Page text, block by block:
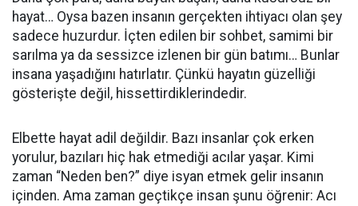
hayat… Oysa bazen insanın gerçekten ihtiyacı olan şey
sadece huzurdur. İçten edilen bir sohbet, samimi bir
sarılma ya da sessizce izlenen bir gün batımı… Bunlar
insana yaşadığını hatırlatır. Çünkü hayatın güzelliği
gösterişte değil, hissettirdiklerindedir.
Elbette hayat adil değildir. Bazı insanlar çok erken
yorulur, bazıları hiç hak etmediği acılar yaşar. Kimi
zaman “Neden ben?” diye isyan etmek gelir insanın
içinden. Ama zaman geçtikçe insan şunu öğrenir: Acı